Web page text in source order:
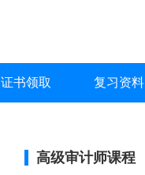
证书领取 复习资料
高级审计师课程